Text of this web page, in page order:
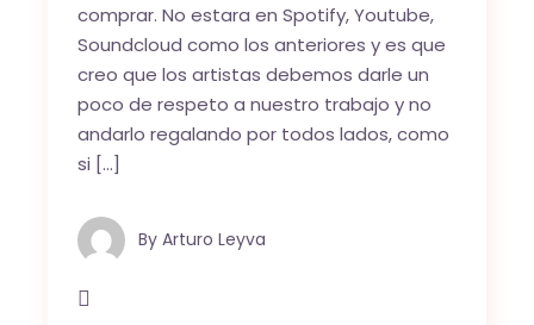
comprar. No estara en Spotify, Youtube,
Soundcloud como los anteriores y es que
creo que los artistas debemos darle un
poco de respeto a nuestro trabajo y no
andarlo regalando por todos lados, como
si […]
By Arturo Leyva